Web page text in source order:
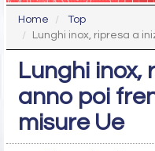
Home
Top
Lunghi inox, ripresa a
Lunghi inox,
anno poi
misure Ue